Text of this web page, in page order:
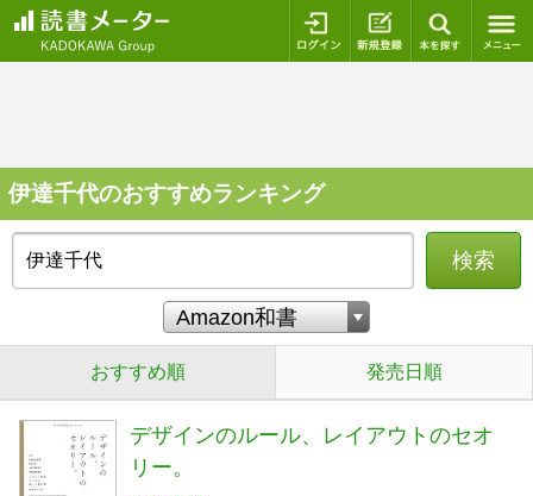
ログイン 新規登録
伊達千代のおすすめランキング
検索
おすすめ順 発売日順
デザインのルール、レイアウトのセオ
リー。